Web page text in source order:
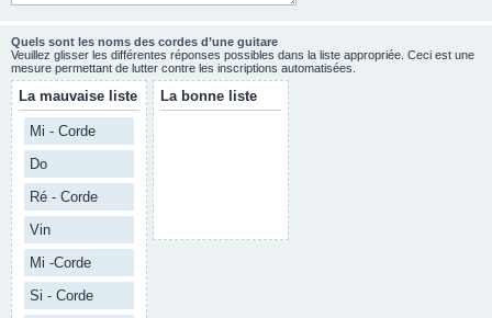
Quels sont les noms des cordes d’une guitare
Veuillez glisser les différentes réponses possibles dans la liste appropriée. Ceci est une
mesure permettant de lutter contre les inscriptions automatisées.
La mauvaise liste
Mi - Corde
Do
Ré - Corde
Vin
Mi -Corde
Si - Corde
La bonne liste